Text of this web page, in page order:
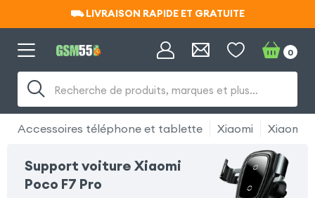
⛟ LIVRAISON RAPIDE ET GRATUITE
⛟ LIVRAISON RAPIDE ET GRATUITE
Recherche de produits, marques et plus…
0
Accessoires téléphone et tablette Xiaomi Xiaomi
Support voiture Xiaomi
Poco F7 Pro